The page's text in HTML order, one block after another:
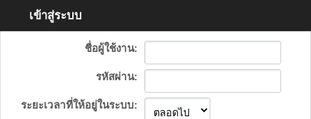
เข้าสู่ระบบ
ชื่อผู้ใช้งาน:
รหัสผ่าน:
ระยะเวลาที่ให้อยู่ในระบบ: